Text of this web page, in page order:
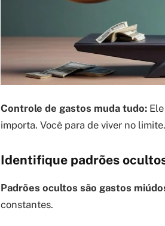
Controle de gastos muda tudo:
importa. Você para de viver no
Identifique padrões
Padrões ocultos são gastos
constantes.